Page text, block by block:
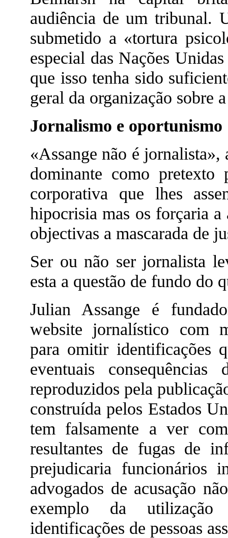
audiência de um tribunal.
submetido a «tortura
especial das Nações
que isso tenha sido
geral da organização sobre
Jornalismo e oportunismo
«Assange não é jornalista»,
dominante como pretexto
corporativa que lhes
hipocrisia mas os forçaria a
objectivas a mascarada de
Ser ou não ser jornalista
esta a questão de fundo do
Julian Assange é
website jornalístico com
para omitir identificações
eventuais
reproduzidos pela
construída pelos Estados
tem falsamente a ver
resultantes de fugas de
prejudicaria funcionários
advogados de acusação
exemplo da
identificações de pessoas